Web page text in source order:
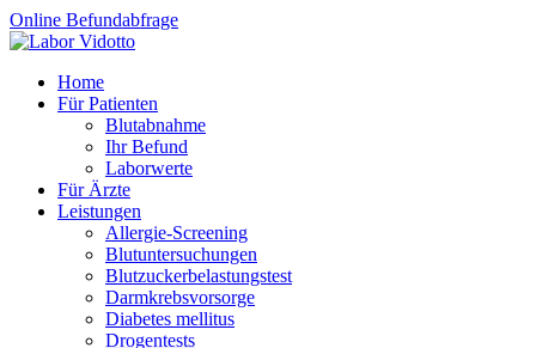
Online Befundabfrage
Home
Für Patienten
Blutabnahme
Ihr Befund
Laborwerte
Für Ärzte
Leistungen
Allergie-Screening
Blutuntersuchungen
Blutzucker­belastungstest
Darmkrebsvorsorge
Diabetes mellitus
Drogentests